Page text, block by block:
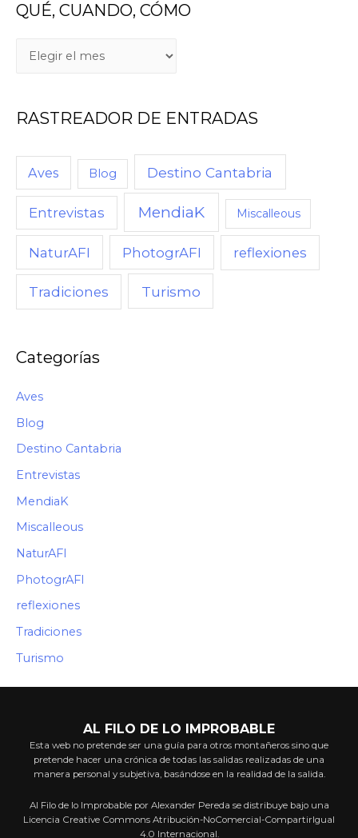
QUÉ, CUANDO, CÓMO
A
D
M
RASTREADOR DE ENTRADAS
Aves Blog Destino Cantabria
Entrevistas MendiaK Miscalleous
NaturAFI PhotogrAFI reflexiones
Tradiciones Turismo
Categorías
Aves
Blog
Destino Cantabria
Entrevistas
MendiaK
Miscalleous
NaturAFI
PhotogrAFI
reflexiones
Tradiciones
Turismo
AL FILO DE LO IMPROBABLE
Esta web no pretende ser una guía para otros montañeros sino que
pretende hacer una crónica de todas las salidas realizadas de una
manera personal y subjetiva, basándose en la realidad de la salida.
Al Filo de lo Improbable por Alexander Pereda se distribuye bajo una
Licencia Creative Commons Atribución-NoComercial-CompartirIgual
4.0 Internacional.